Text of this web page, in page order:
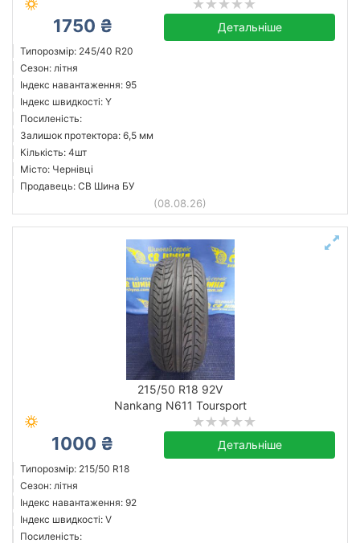
1750 ₴ Детальніше
Типорозмір: 245/40 R20
Сезон: літня
Індекс навантаження: 95
Індекс швидкості: Y
Посиленість:
Залишок протектора: 6,5 мм
Кількість: 4шт
Місто: Чернівці
Продавець: СВ Шина БУ
(08.08.26)
215/50 R18 92V
Nankang N611 Toursport
1000 ₴ Детальніше
Типорозмір: 215/50 R18
Сезон: літня
Індекс навантаження: 92
Індекс швидкості: V
Посиленість:
Nankang
Усі бренди
Скинути